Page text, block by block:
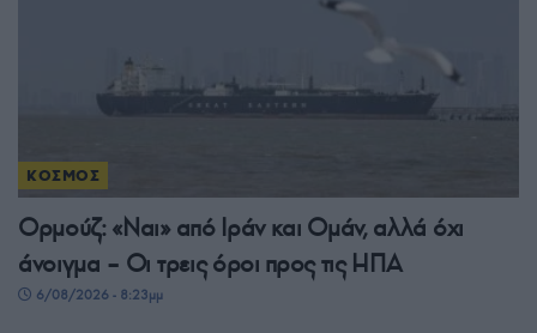
ΚΟΣΜΟΣ
Ορμούζ: «Ναι» από Ιράν και Ομάν, αλλά όχι
άνοιγμα – Οι τρεις όροι προς τις ΗΠΑ
6/08/2026 - 8:23μμ